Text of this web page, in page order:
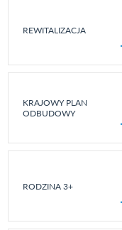
REWITALIZACJA
KRAJOWY PLAN
ODBUDOWY
RODZINA 3+